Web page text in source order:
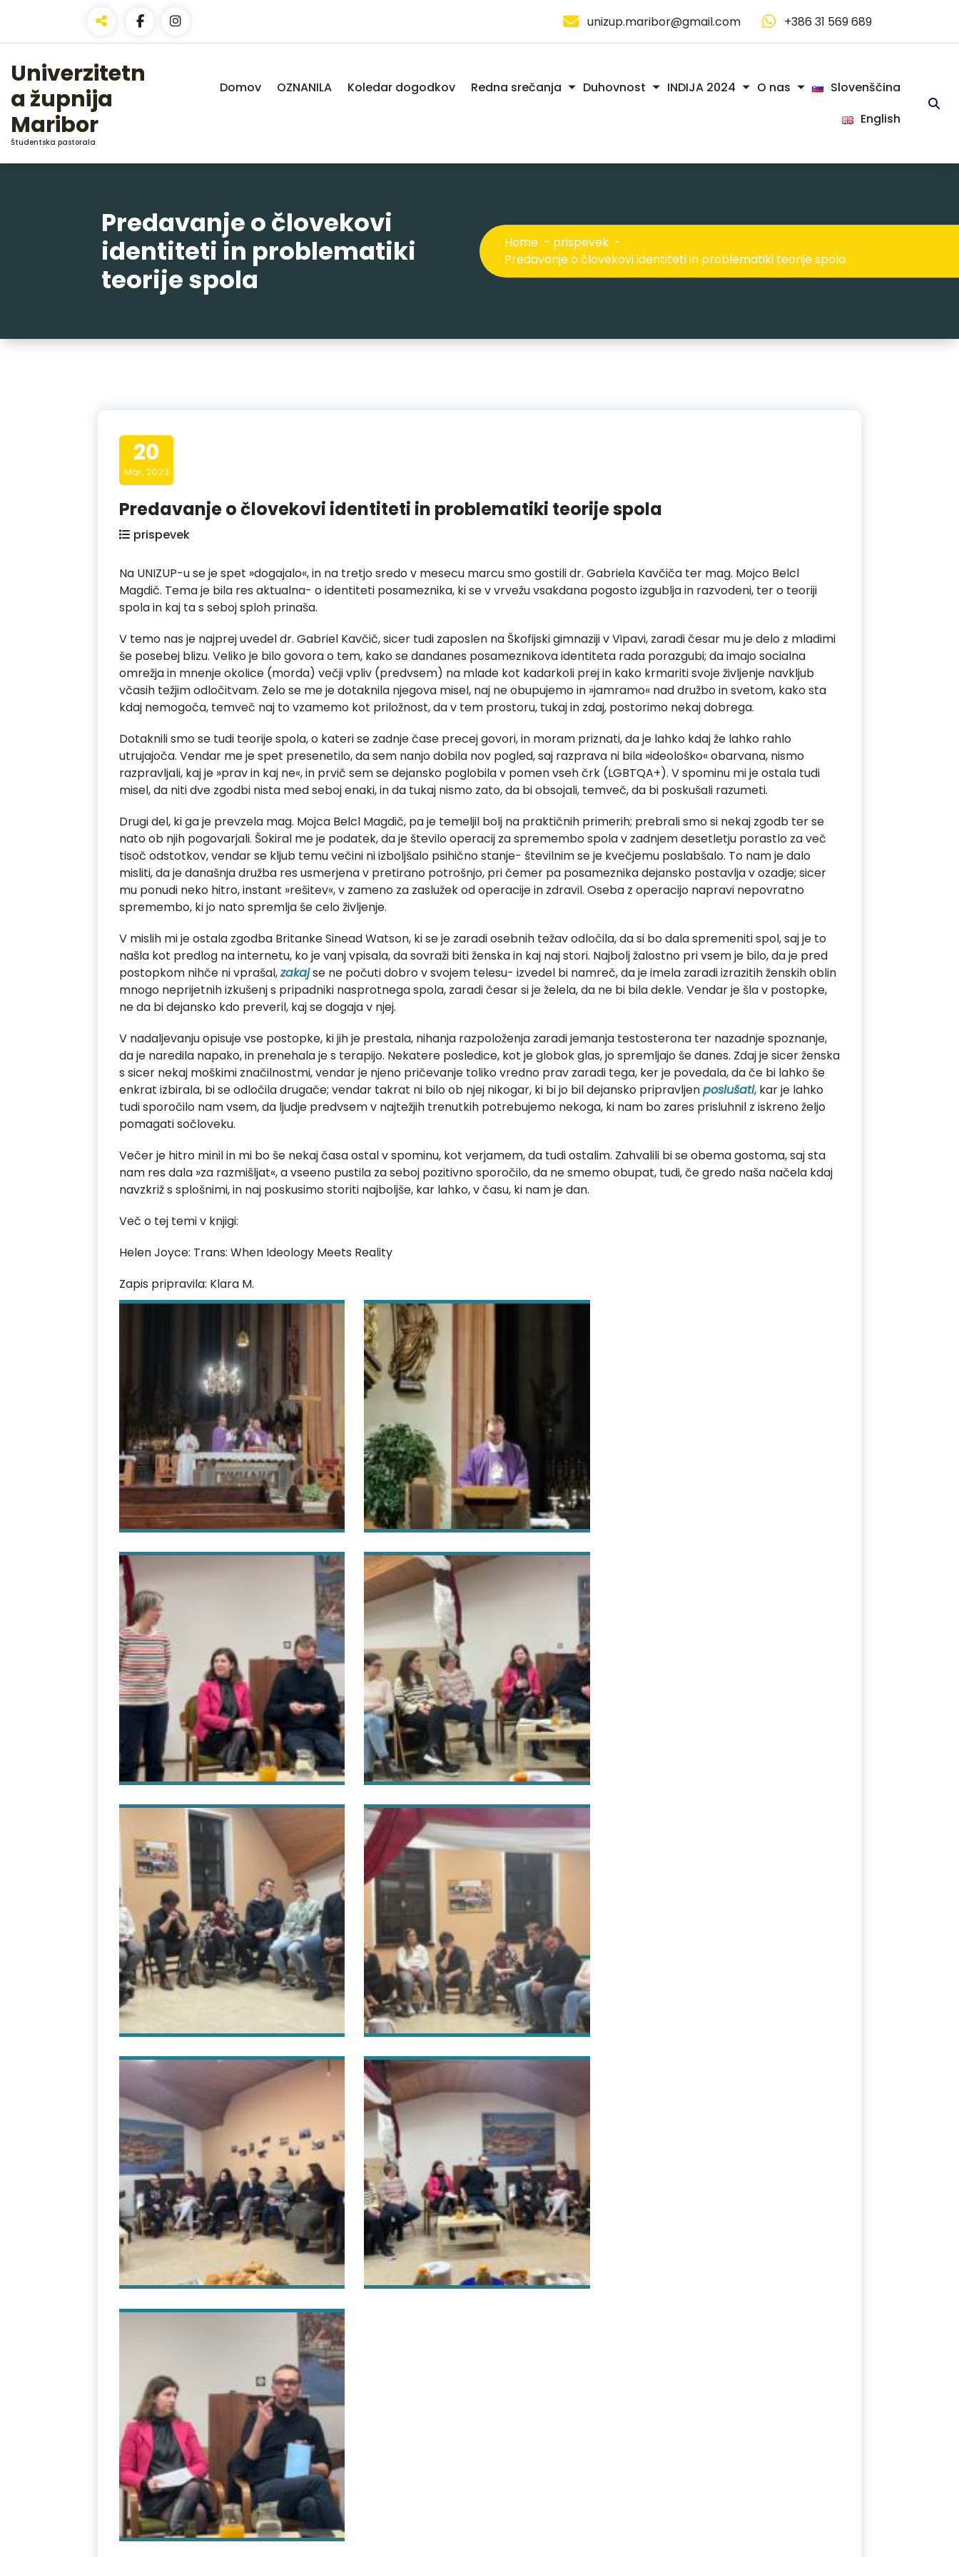
Content
unizup.maribor@gmail.com +386 31 569 689
Univerzitetn
a župnija
Maribor
Študentska pastorala
Domov OZNANILA Koledar dogodkov Redna srečanja Duhovnost INDIJA 2024 O nas
Slovenščina
English
Predavanje o človekovi
identiteti in problematiki
teorije spola
Home - prispevek -
Predavanje o človekovi identiteti in problematiki teorije spola
20
Mar, 2023
Predavanje o človekovi identiteti in problematiki teorije spola
prispevek
Na UNIZUP-u se je spet »dogajalo«, in na tretjo sredo v mesecu marcu smo gostili dr. Gabriela Kavčiča ter mag. Mojco Belcl
Magdič. Tema je bila res aktualna- o identiteti posameznika, ki se v vrvežu vsakdana pogosto izgublja in razvodeni, ter o teoriji
spola in kaj ta s seboj sploh prinaša.
V temo nas je najprej uvedel dr. Gabriel Kavčič, sicer tudi zaposlen na Škofijski gimnaziji v Vipavi, zaradi česar mu je delo z mladimi
še posebej blizu. Veliko je bilo govora o tem, kako se dandanes posameznikova identiteta rada porazgubi; da imajo socialna
omrežja in mnenje okolice (morda) večji vpliv (predvsem) na mlade kot kadarkoli prej in kako krmariti svoje življenje navkljub
včasih težjim odločitvam. Zelo se me je dotaknila njegova misel, naj ne obupujemo in »jamramo« nad družbo in svetom, kako sta
kdaj nemogoča, temveč naj to vzamemo kot priložnost, da v tem prostoru, tukaj in zdaj, postorimo nekaj dobrega.
Dotaknili smo se tudi teorije spola, o kateri se zadnje čase precej govori, in moram priznati, da je lahko kdaj že lahko rahlo
utrujajoča. Vendar me je spet presenetilo, da sem nanjo dobila nov pogled, saj razprava ni bila »ideološko« obarvana, nismo
razpravljali, kaj je »prav in kaj ne«, in prvič sem se dejansko poglobila v pomen vseh črk (LGBTQA+). V spominu mi je ostala tudi
misel, da niti dve zgodbi nista med seboj enaki, in da tukaj nismo zato, da bi obsojali, temveč, da bi poskušali razumeti.
Drugi del, ki ga je prevzela mag. Mojca Belcl Magdič, pa je temeljil bolj na praktičnih primerih; prebrali smo si nekaj zgodb ter se
nato ob njih pogovarjali. Šokiral me je podatek, da je število operacij za spremembo spola v zadnjem desetletju porastlo za več
tisoč odstotkov, vendar se kljub temu večini ni izboljšalo psihično stanje- številnim se je kvečjemu poslabšalo. To nam je dalo
misliti, da je današnja družba res usmerjena v pretirano potrošnjo, pri čemer pa posameznika dejansko postavlja v ozadje; sicer
mu ponudi neko hitro, instant »rešitev«, v zameno za zaslužek od operacije in zdravil. Oseba z operacijo napravi nepovratno
spremembo, ki jo nato spremlja še celo življenje.
V mislih mi je ostala zgodba Britanke Sinead Watson, ki se je zaradi osebnih težav odločila, da si bo dala spremeniti spol, saj je to
našla kot predlog na internetu, ko je vanj vpisala, da sovraži biti ženska in kaj naj stori. Najbolj žalostno pri vsem je bilo, da je pred
postopkom nihče ni vprašal,zakajse ne počuti dobro v svojem telesu- izvedel bi namreč, da je imela zaradi izrazitih ženskih oblin
mnogo neprijetnih izkušenj s pripadniki nasprotnega spola, zaradi česar si je želela, da ne bi bila dekle. Vendar je šla v postopke,
ne da bi dejansko kdo preveril, kaj se dogaja v njej.
V nadaljevanju opisuje vse postopke, ki jih je prestala, nihanja razpoloženja zaradi jemanja testosterona ter nazadnje spoznanje,
da je naredila napako, in prenehala je s terapijo. Nekatere posledice, kot je globok glas, jo spremljajo še danes. Zdaj je sicer ženska
s sicer nekaj moškimi značilnostmi, vendar je njeno pričevanje toliko vredno prav zaradi tega, ker je povedala, da če bi lahko še
enkrat izbirala, bi se odločila drugače; vendar takrat ni bilo ob njej nikogar, ki bi jo bil dejansko pripravljenposlušati, kar je lahko
tudi sporočilo nam vsem, da ljudje predvsem v najtežjih trenutkih potrebujemo nekoga, ki nam bo zares prisluhnil z iskreno željo
pomagati sočloveku.
Večer je hitro minil in mi bo še nekaj časa ostal v spominu, kot verjamem, da tudi ostalim. Zahvalili bi se obema gostoma, saj sta
nam res dala »za razmišljat«, a vseeno pustila za seboj pozitivno sporočilo, da ne smemo obupat, tudi, če gredo naša načela kdaj
navzkriž s splošnimi, in naj poskusimo storiti najboljše, kar lahko, v času, ki nam je dan.
Več o tej temi v knjigi:
Helen Joyce: Trans: When Ideology Meets Reality
Zapis pripravila: Klara M.